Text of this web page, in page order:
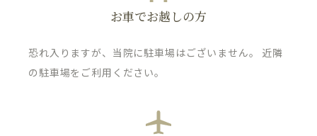
お車でお越しの方
恐れ入りますが、当院に駐車場はございません。 近隣
の駐車場をご利用ください。